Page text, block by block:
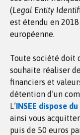
(Legal Entity
est étendu en
européenne.
Toute société doit
souhaite réaliser
financiers et
détention d’un
L’INSEE dispose
ainsi vous
puis de 50 euros